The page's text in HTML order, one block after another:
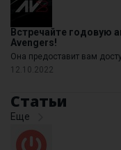
Встречайте годовую
Avengers!
Она предоставит вам
12.10.2022
Статьи
Еще